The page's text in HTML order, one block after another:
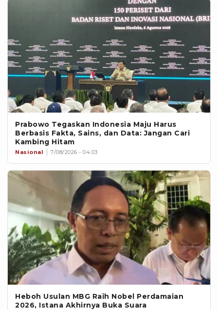
Prabowo Tegaskan Indonesia Maju Harus
Berbasis Fakta, Sains, dan Data: Jangan Cari
Kambing Hitam
Nasional 7/08/2026 - 04:03
Heboh Usulan MBG Raih Nobel Perdamaian
2026, Istana Akhirnya Buka Suara